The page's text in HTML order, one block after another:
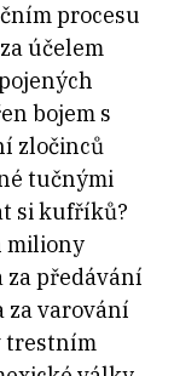
procesu
účelem
bojem s
zločinců
tučnými
si kufříků?
miliony
za předávání
varování
trestním